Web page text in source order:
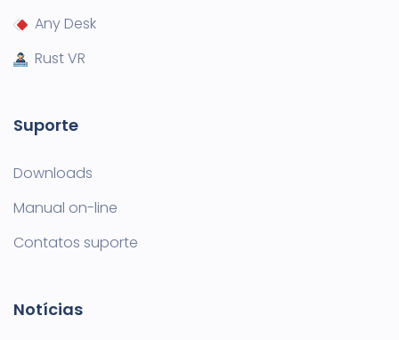
Any Desk
Rust VR
Suporte
Downloads
Manual on-line
Contatos suporte
Notícias